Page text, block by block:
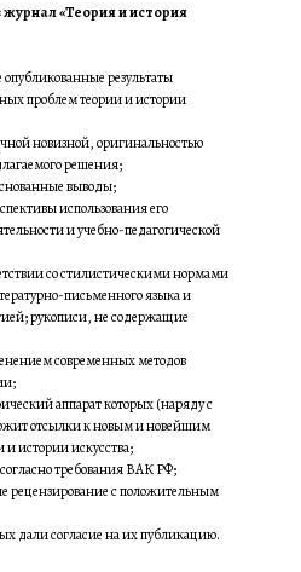
«Теория и история
результаты
проблем теории и истории
новизной, оригинальностью
решения;
выводы;
использования его
и учебно-педагогической
со стилистическими нормами
письменного языка и
рукописи, не содержащие
современных методов
аппарат которых (наряду с
отсылки к новым и новейшим
и истории искусства;
требования ВАК РФ;
рецензирование с положительным
дали согласие на их публикацию.